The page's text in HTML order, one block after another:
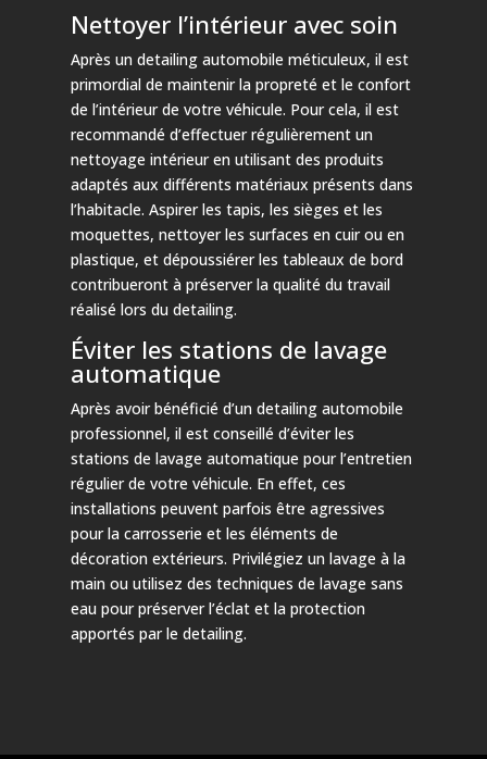
Nettoyer l’intérieur avec soin
Après un detailing automobile méticuleux, il est
primordial de maintenir la propreté et le confort
de l’intérieur de votre véhicule. Pour cela, il est
recommandé d’effectuer régulièrement un
nettoyage intérieur en utilisant des produits
adaptés aux différents matériaux présents dans
l’habitacle. Aspirer les tapis, les sièges et les
moquettes, nettoyer les surfaces en cuir ou en
plastique, et dépoussiérer les tableaux de bord
contribueront à préserver la qualité du travail
réalisé lors du detailing.
Éviter les stations de lavage
automatique
Après avoir bénéficié d’un detailing automobile
professionnel, il est conseillé d’éviter les
stations de lavage automatique pour l’entretien
régulier de votre véhicule. En effet, ces
installations peuvent parfois être agressives
pour la carrosserie et les éléments de
décoration extérieurs. Privilégiez un lavage à la
main ou utilisez des techniques de lavage sans
eau pour préserver l’éclat et la protection
apportés par le detailing.